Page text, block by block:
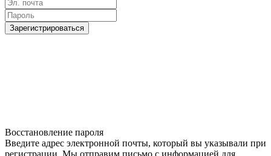
Зарегистрироваться
Восстановление пароля
Введите адрес электронной почты, который вы указывали при
регистрации. Мы отправим письмо с информацией для